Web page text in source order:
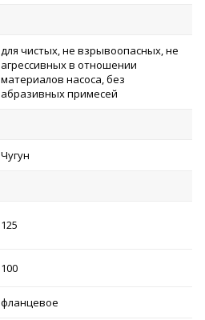
для чистых, не взрывоопасных, не
агрессивных в отношении
материалов насоса, без
абразивных примесей
Чугун
125
100
фланцевое